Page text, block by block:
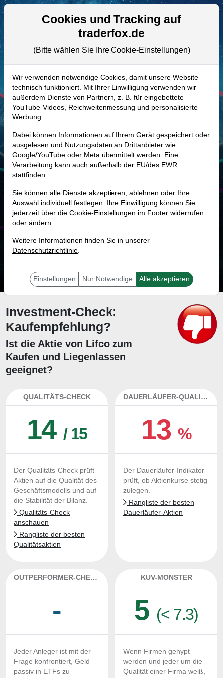
Aktien- und Artikelsuche
A3CN22 | LIFCO/B–Lifco Aktie
Realtime-Aktienkurs:
-
-
Marktkapitalisierung 152,23 Mrd. SEK
Unternehmenswert 162,79 Mrd. SEK
MONKEY-TRADER INDIKATOR
29.4 %
Mit 29.4 % Wahrscheinlichkeit wird selbst der unglücklichst agierende Trader
Investment-Check:
Kaufempfehlung?
Ist die Aktie von Lifco zum
Kaufen und Liegenlassen
geeignet?
QUALITÄTS-CHECK
14 / 15
Der Qualitäts-Check prüft
Aktien auf die Qualität des
Geschäftsmodells und auf
die Stabilität der Bilanz.
Qualitäts-Check
anschauen
Rangliste der besten
Qualitätsaktien
DAUERLÄUFER-QUALITÄTEN
13%
Der Dauerläufer-Indikator
prüft, ob Aktienkurse stetig
zulegen.
Rangliste der besten
Dauerläufer-Aktien
OUTPERFORMER-CHECK
-
Jeder Anleger ist mit der
Frage konfrontiert, Geld
passiv in ETFs zu
KUV-MONSTER
5 (< 7.3)
Wenn Firmen gehypt
werden und jeder um die
Qualität einer Firma weiß,
Cookies und Tracking auf
traderfox.de
(Bitte wählen Sie Ihre Cookie-Einstellungen)
Wir verwenden notwendige Cookies, damit unsere Website
technisch funktioniert. Mit Ihrer Einwilligung verwenden wir
außerdem Dienste von Partnern, z. B. für eingebettete
YouTube-Videos, Reichweitenmessung und personalisierte
Werbung.
Dabei können Informationen auf Ihrem Gerät gespeichert oder
ausgelesen und Nutzungsdaten an Drittanbieter wie
Google/YouTube oder Meta übermittelt werden. Eine
Verarbeitung kann auch außerhalb der EU/des EWR
stattfinden.
Sie können alle Dienste akzeptieren, ablehnen oder Ihre
Auswahl individuell festlegen. Ihre Einwilligung können Sie
jederzeit über die Cookie-Einstellungen im Footer widerrufen
oder ändern.
Weitere Informationen finden Sie in unserer
Datenschutzrichtlinie.
Einstellungen Nur Notwendige Alle akzeptieren